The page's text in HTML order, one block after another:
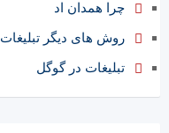
چرا همدان اد
روش های دیگر تبلیغات
تبلیغات در گوگل